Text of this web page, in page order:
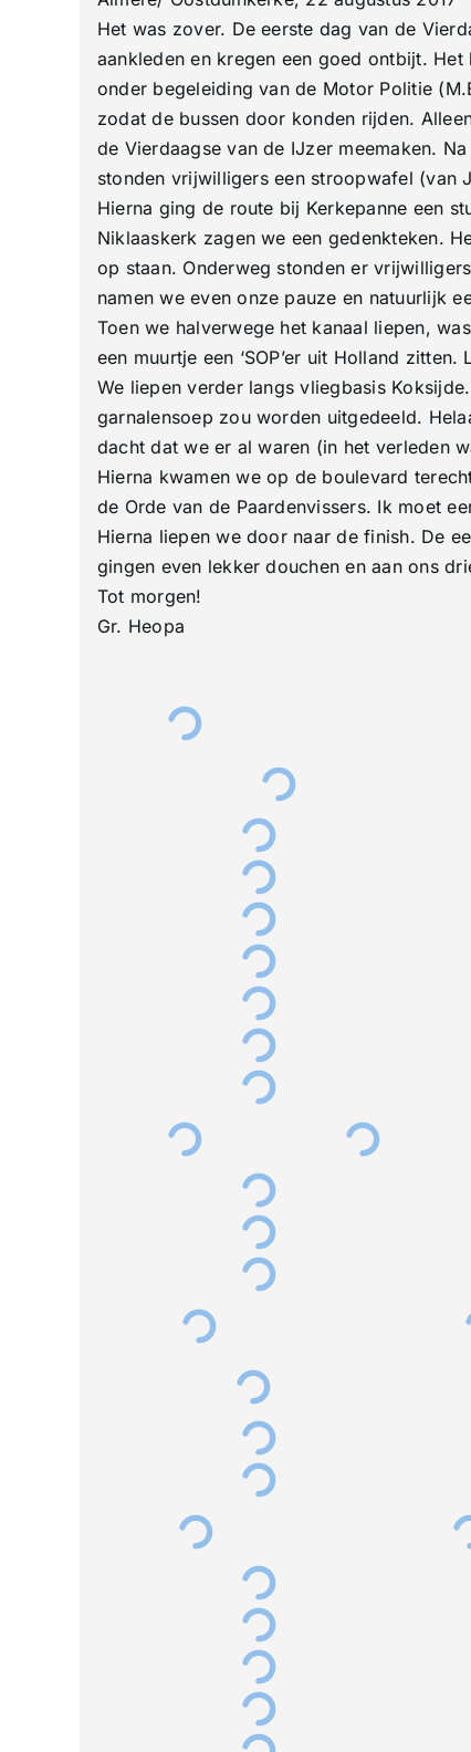
Het was zover. De eerste dag van de
aankleden en kregen een goed ontbijt.
onder begeleiding van de Motor Politie
zodat de bussen door konden rijden.
de Vierdaagse van de IJzer meemaken.
stonden vrijwilligers een stroopwafel (van
Hierna ging de route bij Kerkepanne een
Niklaaskerk zagen we een gedenkteken.
op staan. Onderweg stonden er
namen we even onze pauze en natuurlijk
Toen we halverwege het kanaal liepen,
een muurtje een ‘SOP’er uit Holland zitten.
We liepen verder langs vliegbasis
garnalensoep zou worden uitgedeeld.
dacht dat we er al waren (in het verleden
Hierna kwamen we op de boulevard
de Orde van de Paardenvissers. Ik moet
Hierna liepen we door naar de finish. De
gingen even lekker douchen en aan ons
Tot morgen!
Gr. Heopa